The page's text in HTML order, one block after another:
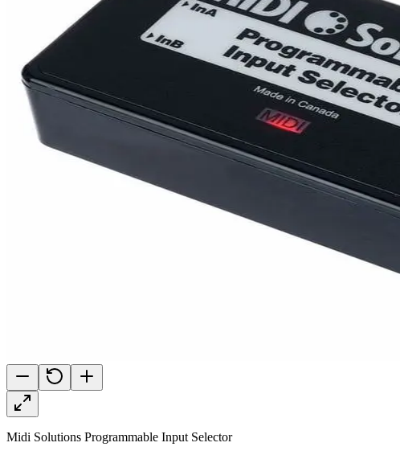
Midi Solutions Programmable Input Selector